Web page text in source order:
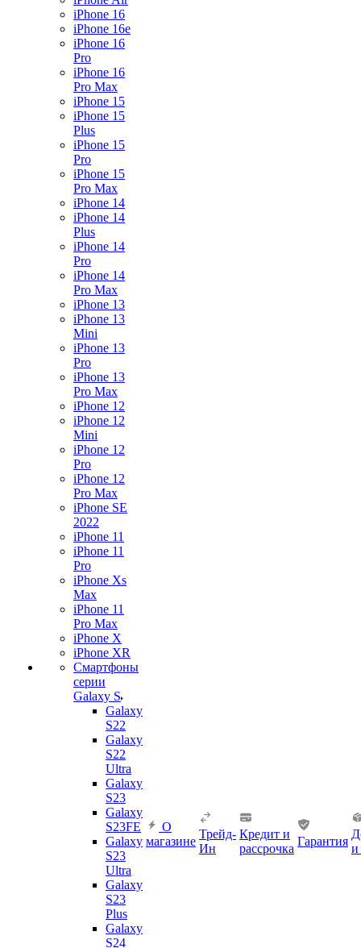
iPhone 16
iPhone 16e
iPhone 16
Pro
iPhone 16
Pro Max
iPhone 15
iPhone 15
Plus
iPhone 15
Pro
iPhone 15
Pro Max
iPhone 14
iPhone 14
Plus
iPhone 14
Pro
iPhone 14
Pro Max
iPhone 13
iPhone 13
Mini
iPhone 13
Pro
iPhone 13
Pro Max
iPhone 12
iPhone 12
Mini
iPhone 12
Pro
iPhone 12
Pro Max
iPhone SE
2022
iPhone 11
iPhone 11
Pro
iPhone Xs
Max
iPhone 11
Pro Max
iPhone X
iPhone XR
Смартфоны
серии
Galaxy S
Galaxy
S22
Galaxy
S22
Ultra
Galaxy
S23
Galaxy
S23FE
Galaxy
S23
Ultra
Galaxy
S23
Plus
Galaxy
S24
О
магазине
Трейд-
Ин
Кредит и
рассрочка
Гарантия
и